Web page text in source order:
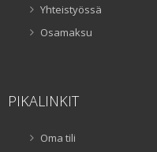
Yhteistyössä
Osamaksu
PIKALINKIT
Oma tili